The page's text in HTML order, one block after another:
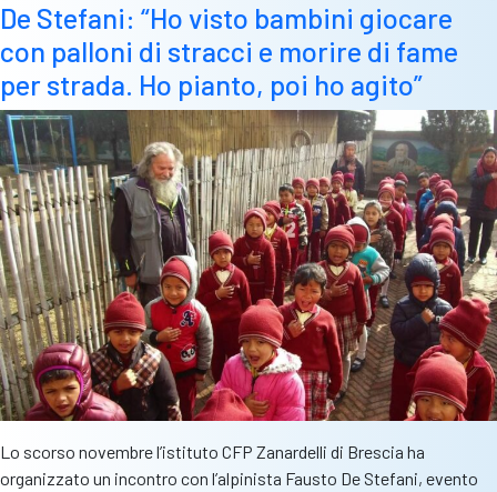
De Stefani: “Ho visto bambini giocare
con palloni di stracci e morire di fame
per strada. Ho pianto, poi ho agito”
Lo scorso novembre l’istituto CFP Zanardelli di Brescia ha
organizzato un incontro con l’alpinista Fausto De Stefani, evento